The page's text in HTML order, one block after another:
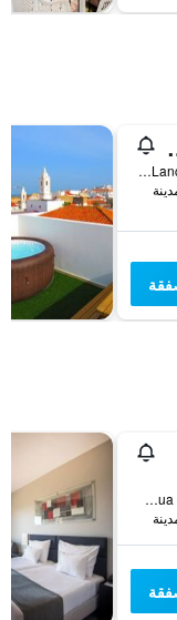
هوستل
Rua Lancarote De Freitas N 58, لاغوس (البرتغال), منطقة فارو, البرتغال
Rua Candido Dos Reis, 83, لاغوس (البرتغال), منطقة فارو, البرتغال